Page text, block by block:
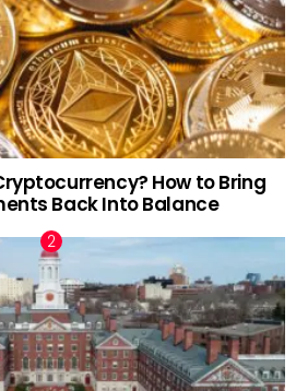
How to Bring
Back Into Balance